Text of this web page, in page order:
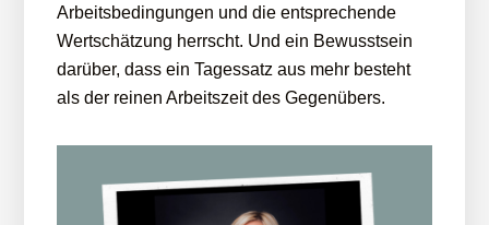
Arbeitsbedingungen und die entsprechende
Wertschätzung herrscht. Und ein Bewusstsein
darüber, dass ein Tagessatz aus mehr besteht
als der reinen Arbeitszeit des Gegenübers.